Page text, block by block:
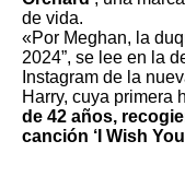
de vida.
«Por Meghan, la
2024”, se lee en la
Instagram de la
Harry, cuya primera
de 42 años,
canción ‘I Wish